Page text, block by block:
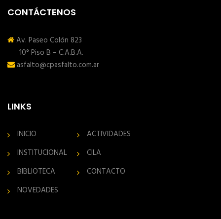
CONTÁCTENOS
Av. Paseo Colón 823
10° Piso B – C.A.B.A.
asfalto@cpasfalto.com.ar
LINKS
INICIO
INSTITUCIONAL
BIBLIOTECA
NOVEDADES
ACTIVIDADES
CILA
CONTACTO